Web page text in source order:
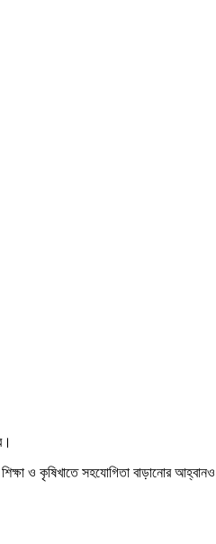
ও কৃষিখাতে সহযোগিতা বাড়ানোর